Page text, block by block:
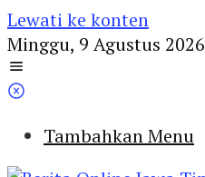
Lewati ke konten
Minggu, 9 Agustus 2026
Tambahkan Menu